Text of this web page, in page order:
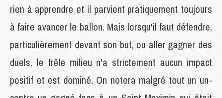
rien à apprendre et il parvient pratiquement toujours
à faire avancer le ballon. Mais lorsqu'il faut défendre,
particulièrement devant son but, ou aller gagner des
duels, le frêle milieu n'a strictement aucun impact
positif et est dominé. On notera malgré tout un un-